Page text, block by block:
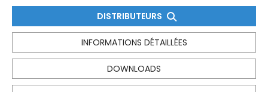
DISTRIBUTEURS
INFORMATIONS DÉTAILLÉES
DOWNLOADS